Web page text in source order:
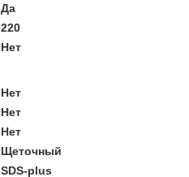
Да
220
Нет
Нет
Нет
Нет
Щеточный
SDS-plus